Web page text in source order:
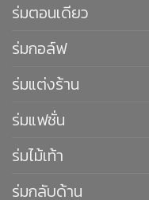
ร่มตอนเดียว
ร่มกอล์ฟ
ร่มแต่งร้าน
ร่มแฟชั่น
ร่มไม้เท้า
ร่มกลับด้าน